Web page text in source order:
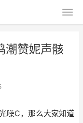
潮赞妮声骸
噪C，那么大家知道